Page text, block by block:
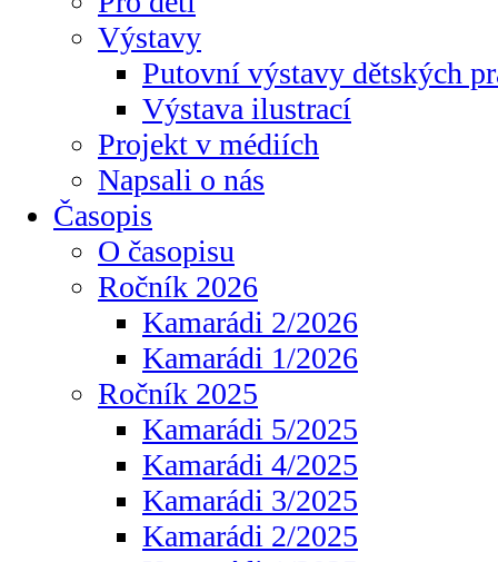
Výstavy
Putovní výstavy dětských
Výstava ilustrací
Projekt v médiích
Napsali o nás
Časopis
O časopisu
Ročník 2026
Kamarádi 2/2026
Kamarádi 1/2026
Ročník 2025
Kamarádi 5/2025
Kamarádi 4/2025
Kamarádi 3/2025
Kamarádi 2/2025